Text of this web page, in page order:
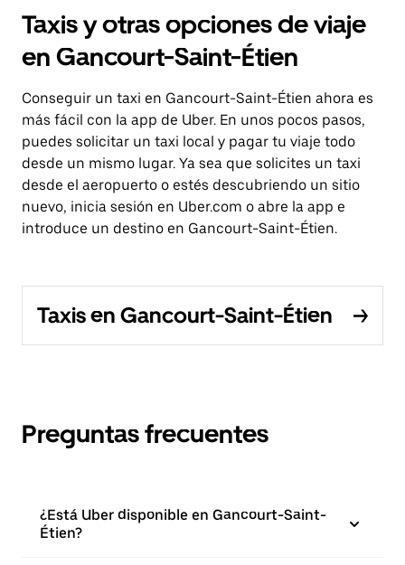
Taxis y otras opciones de viaje
en Gancourt-Saint-Étien
Conseguir un taxi en Gancourt-Saint-Étien ahora es
más fácil con la app de Uber. En unos pocos pasos,
puedes solicitar un taxi local y pagar tu viaje todo
desde un mismo lugar. Ya sea que solicites un taxi
desde el aeropuerto o estés descubriendo un sitio
nuevo, inicia sesión en Uber.com o abre la app e
introduce un destino en Gancourt-Saint-Étien.
Taxis en Gancourt-Saint-Étien
Preguntas frecuentes
¿Está Uber disponible en Gancourt-Saint-
Étien?